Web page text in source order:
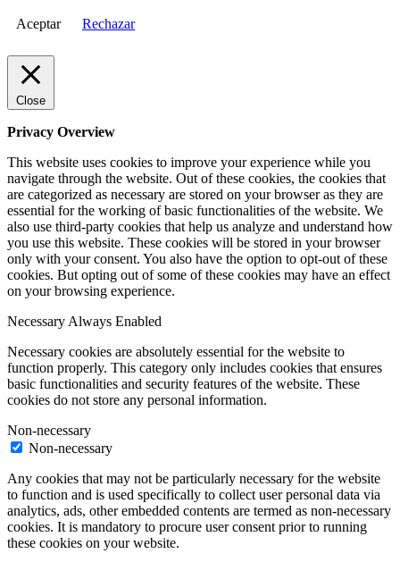
Aceptar Rechazar
Close
Privacy Overview
This website uses cookies to improve your experience while you
navigate through the website. Out of these cookies, the cookies that
are categorized as necessary are stored on your browser as they are
essential for the working of basic functionalities of the website. We
also use third-party cookies that help us analyze and understand how
you use this website. These cookies will be stored in your browser
only with your consent. You also have the option to opt-out of these
cookies. But opting out of some of these cookies may have an effect
on your browsing experience.
NecessaryAlways Enabled
Necessary cookies are absolutely essential for the website to
function properly. This category only includes cookies that ensures
basic functionalities and security features of the website. These
cookies do not store any personal information.
Non-necessary
Non-necessary
Any cookies that may not be particularly necessary for the website
to function and is used specifically to collect user personal data via
analytics, ads, other embedded contents are termed as non-necessary
cookies. It is mandatory to procure user consent prior to running
these cookies on your website.